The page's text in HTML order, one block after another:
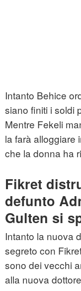
Intanto Behice
siano finiti i soldi
Mentre Fekeli
la farà alloggiare
che la donna ha
Fikret
defunto
Gulten si
Intanto la nuova
segreto con
sono dei vecchi
alla nuova